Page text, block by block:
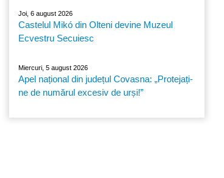
Joi, 6 august 2026
Castelul Mikó din Olteni devine Muzeul
Ecvestru Secuiesc
Miercuri, 5 august 2026
Apel național din județul Covasna: „Protejați-
ne de numărul excesiv de urși!”